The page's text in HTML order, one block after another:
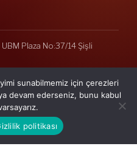
UBM Plaza No:37/14 Şişli
sunabilmemiz için çerezleri
devam ederseniz, bunu kabul
politikası